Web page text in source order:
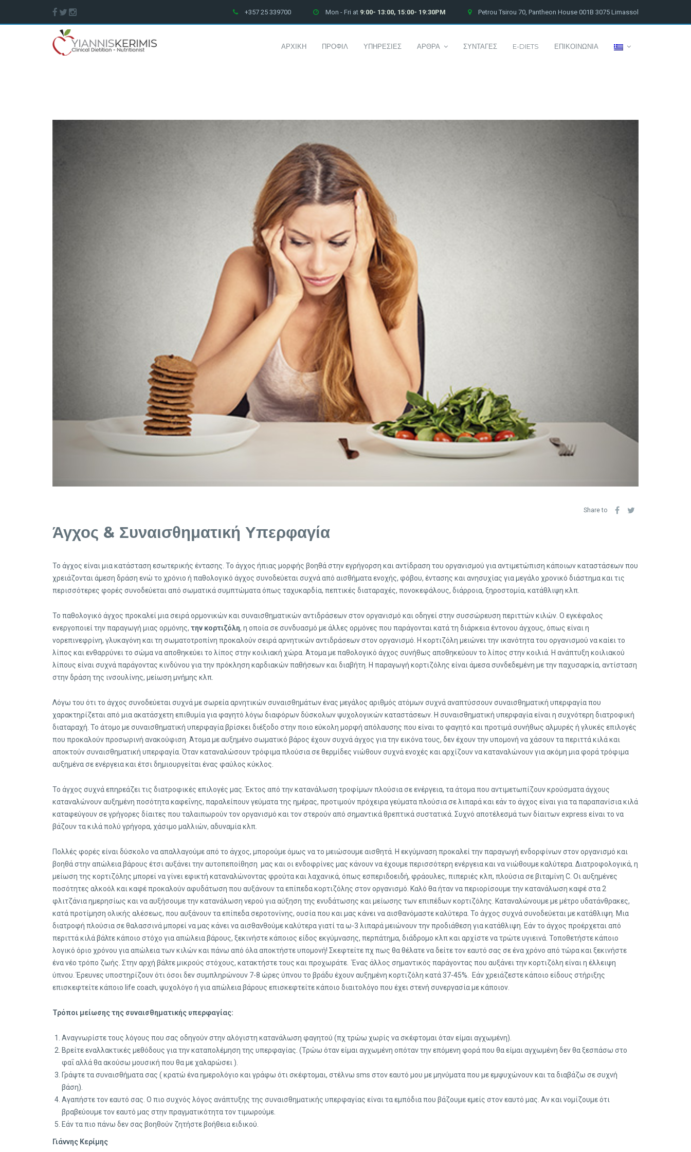
+357 25 339700 Mon - Fri at 9:00- 13:00, 15:00- 19:30PM Petrou Tsirou 70, Pantheon House 001B 3075 Limassol
ΑΡΧΙΚΗ ΠΡΟΦΙΛ ΥΠΗΡΕΣΙΕΣ ΑΡΘΡΑ ΣΥΝΤΑΓΕΣ E-DIETS ΕΠΙΚΟΙΝΩΝΙΑ
Share to
Άγχος & Συναισθηματική Υπερφαγία
Το άγχος είναι μια κατάσταση εσωτερικής έντασης. Το άγχος ήπιας μορφής βοηθά στην εγρήγορση και αντίδραση του οργανισμού για αντιμετώπιση κάποιων καταστάσεων που
χρειάζονται άμεση δράση ενώ το χρόνιο ή παθολογικό άγχος συνοδεύεται συχνά από αισθήματα ενοχής, φόβου, έντασης και ανησυχίας για μεγάλο χρονικό διάστημα και τις
περισσότερες φορές συνοδεύεται από σωματικά συμπτώματα όπως ταχυκαρδία, πεπτικές διαταραχές, πονοκεφάλους, διάρροια, ξηροστομία, κατάθλιψη κλπ.
Το παθολογικό άγχος προκαλεί μια σειρά ορμονικών και συναισθηματικών αντιδράσεων στον οργανισμό και οδηγεί στην συσσώρευση περιττών κιλών. Ο εγκέφαλος
ενεργοποιεί την παραγωγή μιας ορμόνης, την κορτιζόλη, η οποία σε συνδυασμό με άλλες ορμόνες που παράγονται κατά τη διάρκεια έντονου άγχους, όπως είναι η
νορεπινεφρίνη, γλυκαγόνη και τη σωματοτροπίνη προκαλούν σειρά αρνητικών αντιδράσεων στον οργανισμό. Η κορτιζόλη μειώνει την ικανότητα του οργανισμού να καίει το
λίπος και ενθαρρύνει το σώμα να αποθηκεύει το λίπος στην κοιλιακή χώρα. Άτομα με παθολογικό άγχος συνήθως αποθηκεύουν το λίπος στην κοιλιά. Η ανάπτυξη κοιλιακού
λίπους είναι συχνά παράγοντας κινδύνου για την πρόκληση καρδιακών παθήσεων και διαβήτη. Η παραγωγή κορτιζόλης είναι άμεσα συνδεδεμένη με την παχυσαρκία, αντίσταση
στην δράση της ινσουλίνης, μείωση μνήμης κλπ.
Λόγω του ότι το άγχος συνοδεύεται συχνά με σωρεία αρνητικών συναισθημάτων ένας μεγάλος αριθμός ατόμων συχνά αναπτύσσουν συναισθηματική υπερφαγία που
χαρακτηρίζεται από μια ακατάσχετη επιθυμία για φαγητό λόγω διαφόρων δύσκολων ψυχολογικών καταστάσεων. Η συναισθηματική υπερφαγία είναι η συχνότερη διατροφική
διαταραχή. Το άτομο με συναισθηματική υπερφαγία βρίσκει διέξοδο στην ποιο εύκολη μορφή απόλαυσης που είναι το φαγητό και προτιμά συνήθως αλμυρές ή γλυκές επιλογές
που προκαλούν προσωρινή ανακούφιση. Άτομα με αυξημένο σωματικό βάρος έχουν συχνά άγχος για την εικόνα τους, δεν έχουν την υπομονή να χάσουν τα περιττά κιλά και
αποκτούν συναισθηματική υπερφαγία. Όταν καταναλώσουν τρόφιμα πλούσια σε θερμίδες νιώθουν συχνά ενοχές και αρχίζουν να καταναλώνουν για ακόμη μια φορά τρόφιμα
αυξημένα σε ενέργεια και έτσι δημιουργείται ένας φαύλος κύκλος.
Το άγχος συχνά επηρεάζει τις διατροφικές επιλογές μας. Έκτος από την κατανάλωση τροφίμων πλούσια σε ενέργεια, τα άτομα που αντιμετωπίζουν κρούσματα άγχους
καταναλώνουν αυξημένη ποσότητα καφεΐνης, παραλείπουν γεύματα της ημέρας, προτιμούν πρόχειρα γεύματα πλούσια σε λιπαρά και εάν το άγχος είναι για τα παραπανίσια κιλά
καταφεύγουν σε γρήγορες δίαιτες που ταλαιπωρούν τον οργανισμό και τον στερούν από σημαντικά θρεπτικά συστατικά. Συχνό αποτέλεσμά των δίαιτων express είναι το να
βάζουν τα κιλά πολύ γρήγορα, χάσιμο μαλλιών, αδυναμία κλπ.
Πολλές φορές είναι δύσκολο να απαλλαγούμε από το άγχος, μπορούμε όμως να το μειώσουμε αισθητά. Η εκγύμναση προκαλεί την παραγωγή ενδορφίνων στον οργανισμό και
βοηθά στην απώλεια βάρους έτσι αυξάνει την αυτοπεποίθηση μας και οι ενδοφρίνες μας κάνουν να έχουμε περισσότερη ενέργεια και να νιώθουμε καλύτερα. Διατροφολογικά, η
μείωση της κορτιζόλης μπορεί να γίνει εφικτή καταναλώνοντας φρούτα και λαχανικά, όπως εσπεριδοειδή, φράουλες, πιπεριές κλπ, πλούσια σε βιταμίνη C. Οι αυξημένες
ποσότητες αλκοόλ και καφέ προκαλούν αφυδάτωση που αυξάνουν τα επίπεδα κορτιζόλης στον οργανισμό. Καλό θα ήταν να περιορίσουμε την κατανάλωση καφέ στα 2
φλιτζάνια ημερησίως και να αυξήσουμε την κατανάλωση νερού για αύξηση της ενυδάτωσης και μείωσης των επιπέδων κορτιζόλης. Καταναλώνουμε με μέτρο υδατάνθρακες,
κατά προτίμηση ολικής αλέσεως, που αυξάνουν τα επίπεδα σεροτονίνης, ουσία που και μας κάνει να αισθανόμαστε καλύτερα. Το άγχος συχνά συνοδεύεται με κατάθλιψη. Μια
διατροφή πλούσια σε θαλασσινά μπορεί να μας κάνει να αισθανθούμε καλύτερα γιατί τα ω-3 λιπαρά μειώνουν την προδιάθεση για κατάθλιψη. Εάν το άγχος προέρχεται από
περιττά κιλά βάλτε κάποιο στόχο για απώλεια βάρους, ξεκινήστε κάποιος είδος εκγύμνασης, περπάτημα, διάδρομο κλπ και αρχίστε να τρώτε υγιεινά. Τοποθετήστε κάποιο
λογικό όριο χρόνου για απώλεια των κιλών και πάνω από όλα αποκτήστε υπομονή! Σκεφτείτε πχ πως θα θέλατε να δείτε τον εαυτό σας σε ένα χρόνο από τώρα και ξεκινήστε
ένα νέο τρόπο ζωής. Στην αρχή βάλτε μικρούς στόχους, κατακτήστε τους και προχωράτε. Ένας άλλος σημαντικός παράγοντας που αυξάνει την κορτιζόλη είναι η έλλειψη
ύπνου. Έρευνες υποστηρίζουν ότι όσοι δεν συμπληρώνουν 7-8 ώρες ύπνου το βράδυ έχουν αυξημένη κορτιζόλη κατά 37-45%. Εάν χρειάζεστε κάποιο είδους στήριξης
επισκεφτείτε κάποιο life coach, ψυχολόγο ή για απώλεια βάρους επισκεφτείτε κάποιο διαιτολόγο που έχει στενή συνεργασία με κάποιον.
Τρόποι μείωσης της συναισθηματικής υπερφαγίας:
Αναγνωρίστε τους λόγους που σας οδηγούν στην αλόγιστη κατανάλωση φαγητού (πχ τρώω χωρίς να σκέφτομαι όταν είμαι αγχωμένη).
Βρείτε εναλλακτικές μεθόδους για την καταπολέμηση της υπερφαγίας. (Τρώω όταν είμαι αγχωμένη οπόταν την επόμενη φορά που θα είμαι αγχωμένη δεν θα ξεσπάσω στο
φαΐ αλλά θα ακούσω μουσική που θα με χαλαρώσει ).
Γράψτε τα συναισθήματα σας ( κρατώ ένα ημερολόγιο και γράφω ότι σκέφτομαι, στέλνω sms στον εαυτό μου με μηνύματα που με εμψυχώνουν και τα διαβάζω σε συχνή
βάση).
Αγαπήστε τον εαυτό σας. Ο πιο συχνός λόγος ανάπτυξης της συναισθηματικής υπερφαγίας είναι τα εμπόδια που βάζουμε εμείς στον εαυτό μας. Αν και νομίζουμε ότι
βραβεύουμε τον εαυτό μας στην πραγματικότητα τον τιμωρούμε.
Εάν τα πιο πάνω δεν σας βοηθούν ζητήστε βοήθεια ειδικού.
Γιάννης Κερίμης